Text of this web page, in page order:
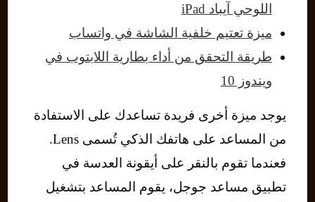
اللوحي آيباد iPad
ميزة تعتيم خلفية الشاشة في واتساب
طريقة التحقق من أداء بطارية اللابتوب في
ويندوز 10
يوجد ميزة أخرى فريدة تساعدك على الاستفادة
من المساعد على هاتفك الذكي تُسمى Lens.
فعندما تقوم بالنقر على أيقونة العدسة في
تطبيق مساعد جوجل، يقوم المساعد بتشغيل